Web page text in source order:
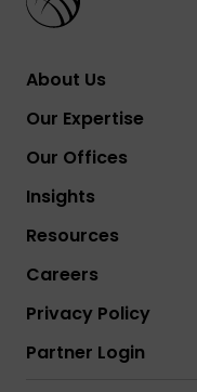
About Us
Our Expertise
Our Offices
Insights
Resources
Careers
Privacy Policy
Partner Login